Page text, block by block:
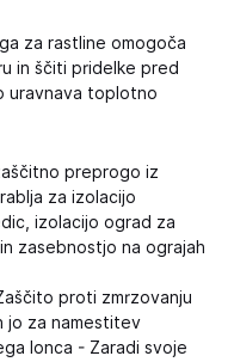
za rastline omogoča
in ščiti pridelke pred
uravnava toplotno
preprogo iz
za izolacijo
izolacijo ograd za
zasebnostjo na ograjah
proti zmrzovanju
jo za namestitev
lonca - Zaradi svoje